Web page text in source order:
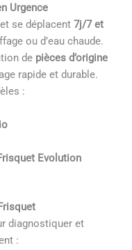
Urgence
se déplacent7j/7 et
ou d’eau chaude.
de pièces d’origine
rapide et durable.
:
Evolution
diagnostiquer et
: